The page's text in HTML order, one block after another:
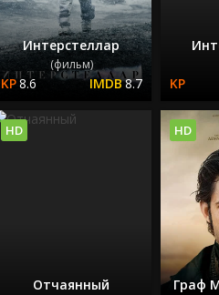
Интерстеллар
(фильм)
8.6 8.7
Отчаянный
HD
Граф
HD